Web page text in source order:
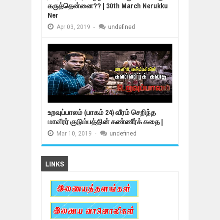
கருத்தென்னை?? | 30th March Nerukku
Ner
Apr 03, 2019 - undefined
உறவுப்பாலம் (பாகம் 24) வீரம் செறிந்த
மாவீரர் குடும்பத்தின் கண்ணீர்க் கதை |
Mar 10, 2019 - undefined
LINKS